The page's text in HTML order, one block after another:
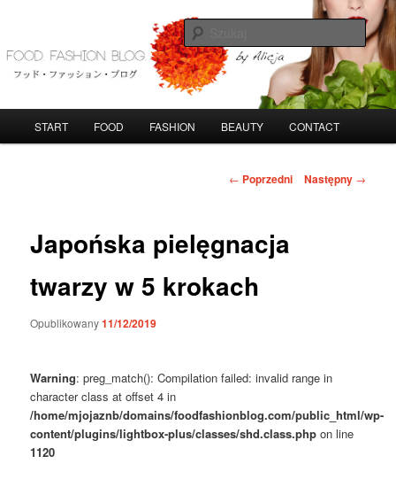
tekstu
FoodFashionBlog
START FOOD FASHION BEAUTY CONTACT
N
g
c
i
u
← Poprzedni Następny →
Japońska pielęgnacja
twarzy w 5 krokach
Opublikowany11/12/2019
Warning: preg_match(): Compilation failed: invalid range in
character class at offset 4 in
/home/mjojaznb/domains/foodfashionblog.com/public_html/wp-
content/plugins/lightbox-plus/classes/shd.class.php on line
1120